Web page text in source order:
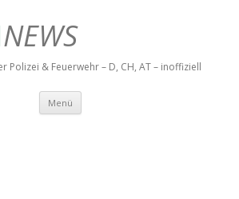
NEWS
Polizei & Feuerwehr – D, CH, AT – inoffiziell
Menü Springe zum Inhalt